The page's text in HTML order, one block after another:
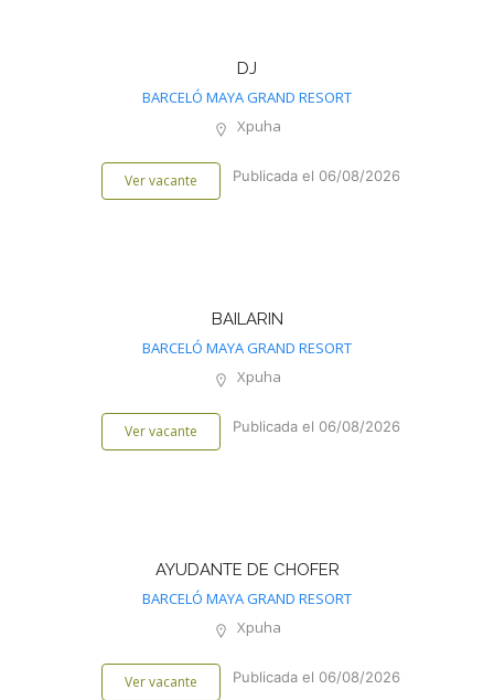
DJ
BARCELÓ MAYA GRAND RESORT
Xpuha
Ver vacante Publicada el 06/08/2026
BAILARIN
BARCELÓ MAYA GRAND RESORT
Xpuha
Ver vacante Publicada el 06/08/2026
AYUDANTE DE CHOFER
BARCELÓ MAYA GRAND RESORT
Xpuha
Ver vacante Publicada el 06/08/2026